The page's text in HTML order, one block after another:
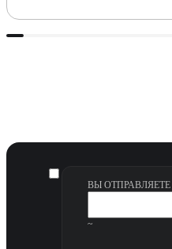
ВЫ ОТПРАВЛЯЕТЕ
~